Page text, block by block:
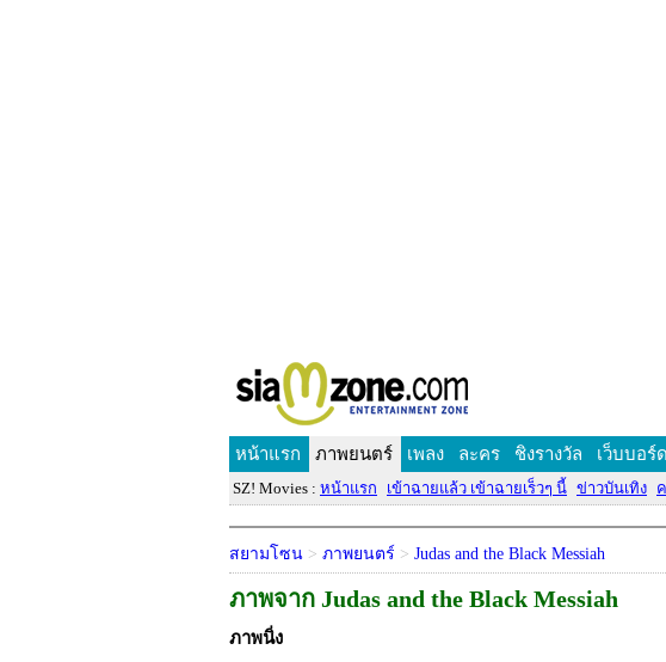
หน้าแรก ภาพยนตร์ เพลง ละคร ชิงรางวัล เว็บบอร์ด
SZ! Movies : หน้าแรก เข้าฉายแล้ว เข้าฉายเร็วๆ นี้ ข่าวบันเทิง
สยามโซน > ภาพยนตร์ > Judas and the Black Messiah
ภาพจาก Judas and the Black Messiah
ภาพนิ่ง